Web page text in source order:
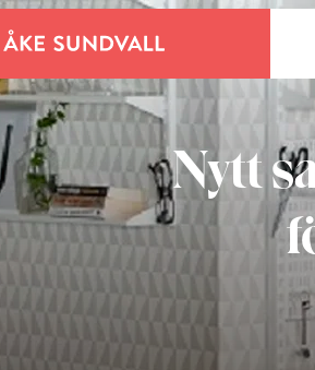
parkeringNytt